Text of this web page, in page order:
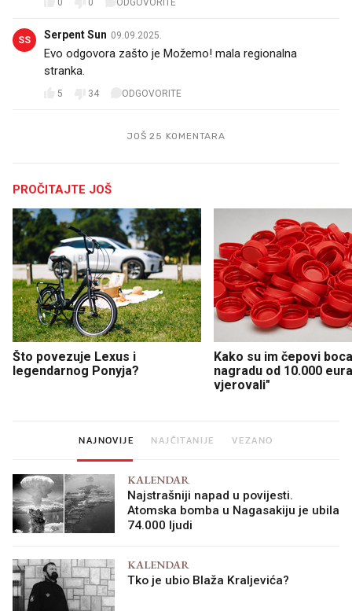
0 0 ODGOVORITE
SS Serpent Sun 09.09.2025.
Evo odgovora zašto je Možemo! mala regionalna
stranka.
5 34 ODGOVORITE
JOŠ 25 KOMENTARA
PROČITAJTE JOŠ
Što povezuje Lexus i
legendarnog Ponyja?
Kako su im čepovi
nagradu od 10.000
vjerovali"
NAJNOVIJE NAJČITANIJE VEZANO
KALENDAR
Najstrašniji napad u povijesti.
Atomska bomba u Nagasakiju je ubila
74.000 ljudi
KALENDAR
Tko je ubio Blaža Kraljevića?